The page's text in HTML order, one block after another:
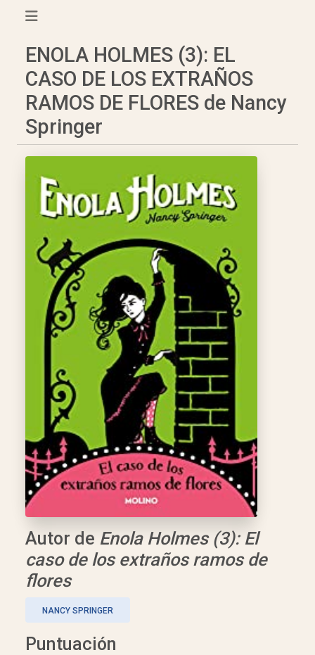
ENOLA HOLMES (3): EL
CASO DE LOS EXTRAÑOS
RAMOS DE FLORES de Nancy
Springer
Autor de Enola Holmes (3): El
caso de los extraños ramos de
flores
NANCY SPRINGER
Puntuación